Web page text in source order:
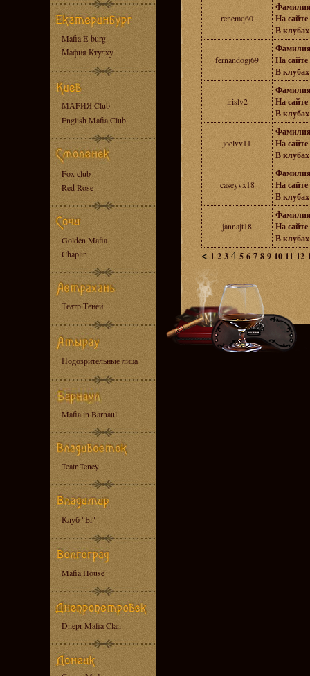
Mafia E-burg
Мафия Ктулху
МАFИЯ Club
English Mafia Club
Fox club
Red Rose
Golden Mafia
Chaplin
Театр Теней
Подозрительные лица
Mafia in Barnaul
Teatr Teney
Клуб "Ы"
Mafia House
Dnepr Mafia Clan
renemq60
На сайте
В клубах
fernandogj69
На сайте
В клубах
irislv2
На сайте
В клубах
joelvv11
На сайте
В клубах
caseyvx18
На сайте
В клубах
jannajt18
На сайте
В клубах
< 1 2 3 4 5 6 7 8 9 10 11 12